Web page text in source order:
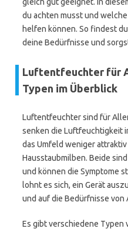
du achten musst und
helfen können. So findest
deine Bedürfnisse und
Luftentfeuchter für
Typen im Überblick
Luftentfeuchter sind für
senken die Luftfeuchtigkeit
das Umfeld weniger
Hausstaubmilben. Beide
und können die Symptome
lohnt es sich, ein Gerät
und auf die Bedürfnisse
Es gibt verschiedene